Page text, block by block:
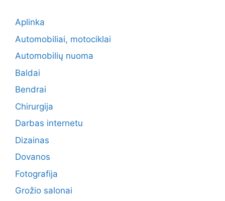
Aplinka
Automobiliai, motociklai
Automobilių nuoma
Baldai
Bendrai
Chirurgija
Darbas internetu
Dizainas
Dovanos
Fotografija
Grožio salonai